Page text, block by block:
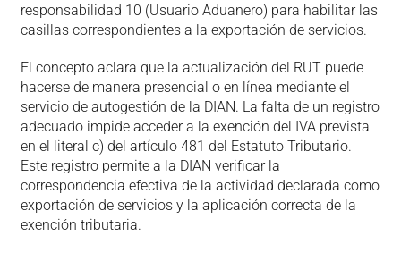
responsabilidad 10 (Usuario Aduanero) para habilitar las
casillas correspondientes a la exportación de servicios.
El concepto aclara que la actualización del RUT puede
hacerse de manera presencial o en línea mediante el
servicio de autogestión de la DIAN. La falta de un registro
adecuado impide acceder a la exención del IVA prevista
en el literal c) del artículo 481 del Estatuto Tributario.
Este registro permite a la DIAN verificar la
correspondencia efectiva de la actividad declarada como
exportación de servicios y la aplicación correcta de la
exención tributaria.